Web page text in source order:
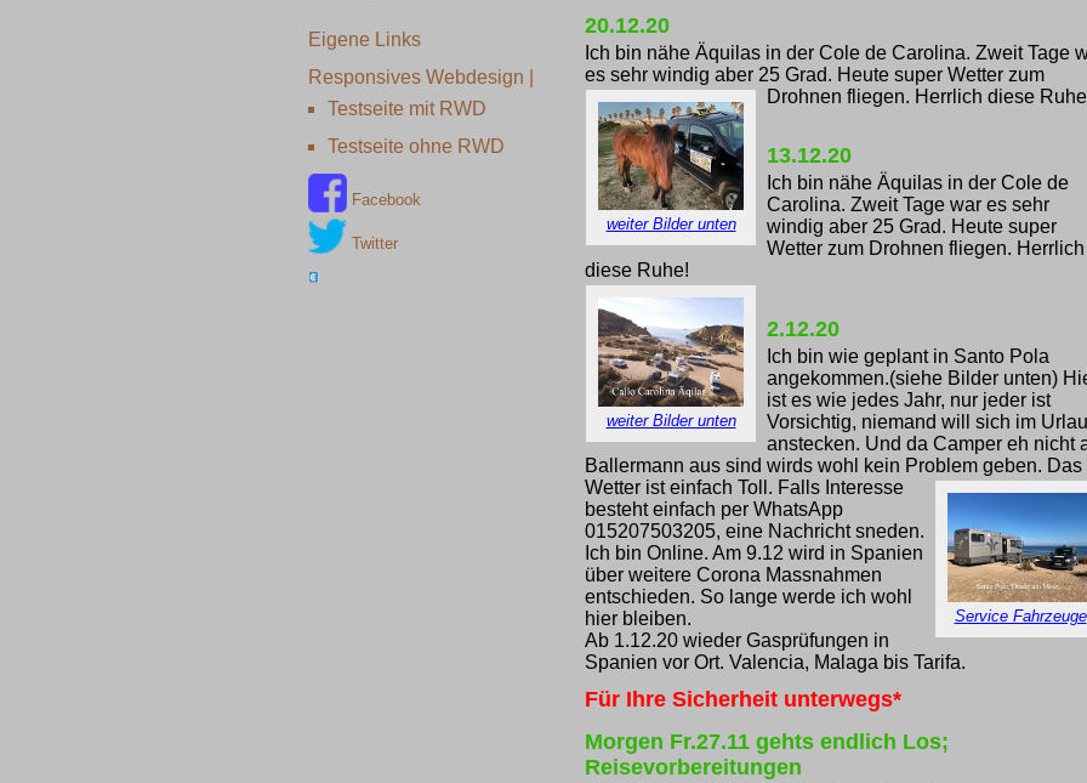
Eigene Links
Responsives Webdesign |
Testseite mit RWD
Testseite ohne RWD
Facebook
Twitter
20.12.20
Ich bin nähe Äquilas in der Cole de Carolina. Zweit Tage
es sehr windig aber 25 Grad. Heute super Wetter zum
Drohnen fliegen. Herrlich diese
weiter Bilder unten
13.12.20
Ich bin nähe Äquilas in der Cole de
Carolina. Zweit Tage war es sehr
windig aber 25 Grad. Heute super
Wetter zum Drohnen fliegen. Herrlich
diese Ruhe!
weiter Bilder unten
2.12.20
Ich bin wie geplant in Santo Pola
angekommen.(siehe Bilder unten)
ist es wie jedes Jahr, nur jeder ist
Vorsichtig, niemand will sich im
anstecken. Und da Camper eh nicht
Ballermann aus sind wirds wohl kein Problem geben.
Service Fahrzeuge
Das
Wetter ist einfach Toll. Falls Interesse
besteht einfach per WhatsApp
015207503205, eine Nachricht sneden.
Ich bin Online. Am 9.12 wird in Spanien
über weitere Corona Massnahmen
entschieden. So lange werde ich wohl
hier bleiben.
Ab 1.12.20 wieder Gasprüfungen in
Spanien vor Ort. Valencia, Malaga bis Tarifa.
Für Ihre Sicherheit unterwegs*
Morgen Fr.27.11 gehts endlich Los;
Reisevorbereitungen